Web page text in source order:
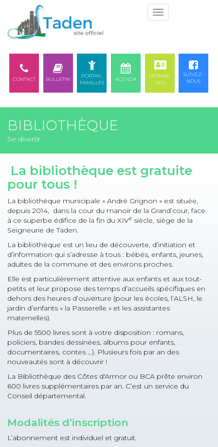
CONTACT BULLETIN
PORTAIL
FAMILLES
AGENDA
DÉMARC
HES
SUIVEZ-
NOUS
BIBLIOTHÈQUE
Se divertir
La bibliothèque est gratuite
pour tous !
La bibliothèque municipale « André Grignon » est située,
depuis 2014, dans la cour du manoir de la Grand’cour, face
à ce superbe édifice de la fin du XIVe siècle, siège de la
Seigneurie de Taden.
La bibliothèque est un lieu de découverte, d’initiation et
d’information qui s’adresse à tous : bébés, enfants, jeunes,
adultes de la commune et des environs proches.
Elle est particulièrement attentive aux enfants et aux tout-
petits et leur propose des temps d’accueils spécifiques en
dehors des heures d’ouverture (pour les écoles, l’ALSH, le
jardin d’enfants « la Passerelle » et les assistantes
maternelles).
Plus de 5500 livres sont à votre disposition : romans,
policiers, bandes dessinées, albums pour enfants,
documentaires, contes …). Plusieurs fois par an des
nouveautés sont à découvrir !
La Bibliothèque des Côtes d'Armor ou BCA prête environ
600 livres supplémentaires par an. C’est un service du
Conseil départemental.
Modalités d’inscription
L’abonnement est individuel et gratuit.